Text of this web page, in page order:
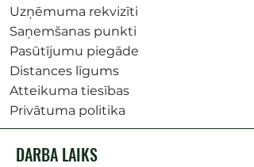
Uzņēmuma rekvizīti
Saņemšanas punkti
Pasūtījumu piegāde
Distances līgums
Atteikuma tiesības
Privātuma politika
DARBA LAIKS